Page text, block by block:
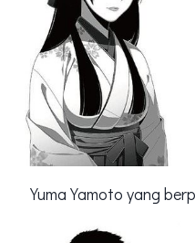
Yuma Yamoto yang